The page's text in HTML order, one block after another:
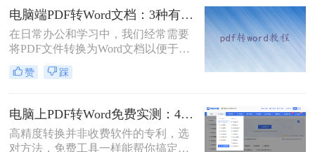
怎么转word简历的技巧就显得至关重
要。直接复制粘贴不仅会打乱排版，
还可能丢失关键信息。
电脑端PDF转Word文档：3种有效方法的具体操作步骤！
在日常办公和学习中，我们经常需要
将PDF文件转换为Word文档以便于编
辑和修改。那么电脑上pdf怎么转换成
word文档呢？本文将介绍三种将PDF
完成PDF到Word的转换。
赞 踩
电脑上PDF转Word免费实测：4个方案的转换效果和注意事项！
高精度转换并非收费软件的专利，选
对方法，免费工具一样能帮你搞定复